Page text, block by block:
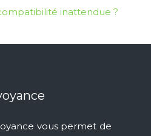
inattendue ?
vous permet de